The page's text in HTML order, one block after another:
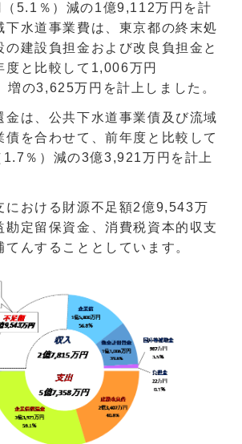
5.1％）減の1億9,112万円を計
下水道事業費は、東京都の終末処
の建設負担金および改良負担金と
度と比較して1,006万円
増の3,625万円を計上しました。
金は、公共下水道事業債及び流域
債を合わせて、前年度と比較して
％）減の3億3,921万円を計上
における財源不足額2億9,543万
勘定留保資金、消費税資本的収支
てんすることとしています。